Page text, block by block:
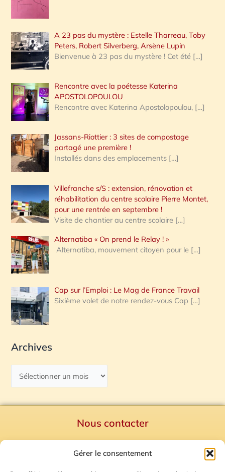
Gérer le consentement
A 23 pas du mystère : Estelle Tharreau, Toby
Peters, Robert Silverberg, Arsène Lupin
Bienvenue à 23 pas du mystère ! Cet été […]
Rencontre avec la poétesse Katerina
APOSTOLOPOULOU
Rencontre avec Katerina Apostolopoulou, […]
Jassans-Riottier : 3 sites de compostage
partagé une première !
Installés dans des emplacements […]
Villefranche s/S : extension, rénovation et
réhabilitation du centre scolaire Pierre Montet,
pour une rentrée en septembre !
Visite de chantier au centre scolaire […]
Alternatiba « On prend le Relay ! »
Alternatiba, mouvement citoyen pour le […]
Cap sur l’Emploi : Le Mag de France Travail
Sixième volet de notre rendez-vous Cap […]
Archives
Nous contacter
Mentions Légales
Plan du site